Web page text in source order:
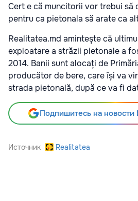
Cert e că muncitorii vor trebui să
pentru ca pietonala să arate ca
Realitatea.md aminteşte că
exploatare a străzii pietonale a
2014. Banii sunt alocați de
producător de bere, care își va
strada pietonală, după ce va fi
Подпишитесь на новости
Источник Realitatea